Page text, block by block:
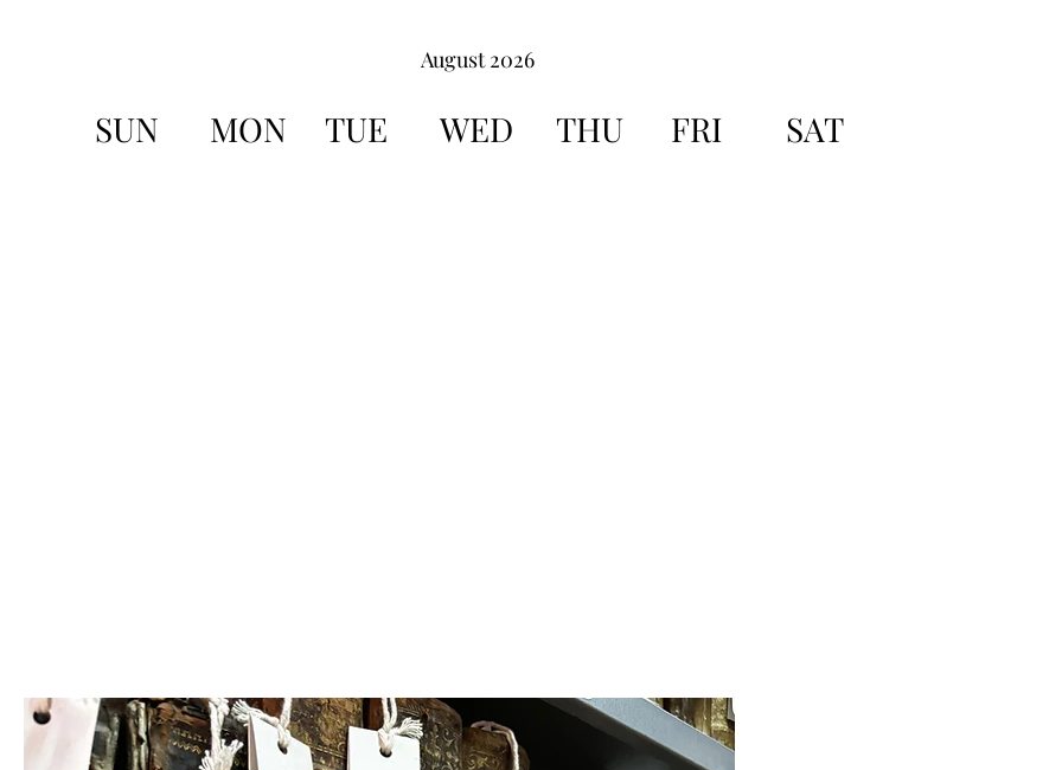
August 2026
SUN MON TUE WED THU FRI SAT